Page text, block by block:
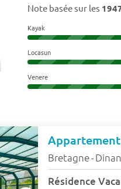
Note basée sur les
Kayak
Locasun
Venere
Appartement
Bretagne- Dinan
Résidence